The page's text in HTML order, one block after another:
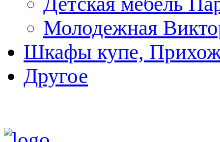
Молодежная
Шкафы купе,
Другое